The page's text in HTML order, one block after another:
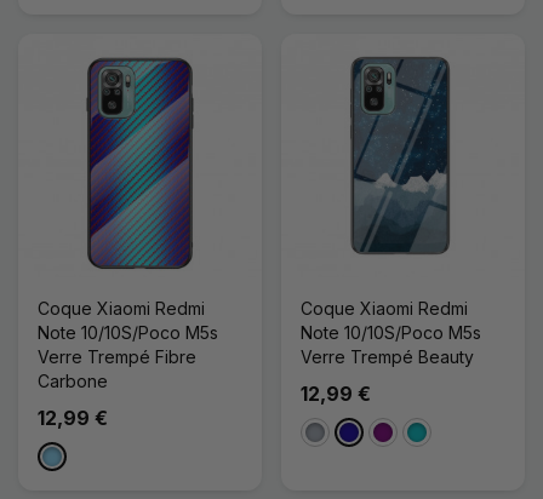
Coque Xiaomi Redmi
Note 10/10S/Poco M5s
Verre Trempé Fibre
Carbone
12,99 €
Bleu Clair
Coque Xiaomi Redmi
Note 10/10S/Poco M5s
Verre Trempé Beauty
12,99 €
Gris Bleu Foncé
VioletTurquoise